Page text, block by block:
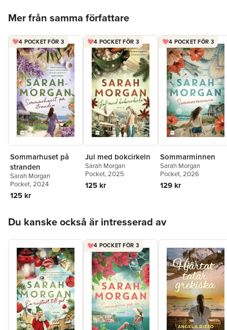
språk. Hon bor med sin familj utanför London.
Pooley
"Morgan blir bara bättre och bättre." Veronica Henry
Mer från samma författare
4 POCKET FÖR 3
Sommarhuset på
stranden
Sarah Morgan
Pocket, 2024
125 kr
4 POCKET FÖR 3
Jul med bokcirkeln
Sarah Morgan
Pocket, 2025
125 kr
4 POCKET FÖR 3
Sommarminnen
Sarah Morgan
Pocket, 2026
129 kr
Du kanske också är intresserad av
4 POCKET FÖR 3